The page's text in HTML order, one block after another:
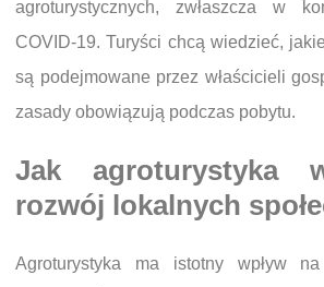
agroturystycznych, zwłaszcza w
COVID-19. Turyści chcą wiedzieć,
są podejmowane przez właścicieli
zasady obowiązują podczas pobytu.
Jak agroturystyka
rozwój lokalnych
Agroturystyka ma istotny wpływ